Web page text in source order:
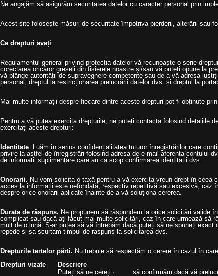
Ne angajăm să asigurăm securitatea datelor cu caracter personal prin
Acest site folosește măsuri de securitate împotriva pierderii, alterării sau
Ce drepturi aveți
Regulamentul general privind protecția datelor vă recunoaște o serie
corectarea oricăror greșeli din fișierele noastre și/sau vă puteți opune la
vă plânge autorității de supraveghere competente sau de a vă adresa
personal, dreptul la restricționarea prelucrării datelor dvs. și dreptul la
Mai multe informații despre fiecare dintre aceste drepturi pot fi obținute
Pentru a vă putea exercita drepturile, ne puteți contacta folosind detaliile
exercitați aceste drepturi:
Identitate. Luăm în serios confidențialitatea tuturor înregistrărilor care
privire la astfel de înregistrări folosind adresa de e-mail aferenta contului
de informatii suplimentare care au ca scop confirmarea identitatii dvs.
Onorarii. Nu vom solicita o taxă pentru a vă exercita vreun drept în
acces la informații este nefondată, respectiv repetitivă sau excesivă,
despre orice onorarii aplicate înainte de a vă soluționa cererea.
Durata de răspuns. Ne propunem să răspundem la orice solicitări valide
complicat sau dacă ați făcut mai multe solicitări, caz în care urmează să
mult de o lună. S-ar putea să vă întrebăm dacă puteți să ne spuneți
repede si sa scurtam timpul de raspuns la solicitarea dvs.
Drepturile terțelor părți. Nu trebuie să respectăm o cerere în cazul în
Drepturi vizate
Descriere
Puteți să ne cereți:· să confirmăm dacă vă